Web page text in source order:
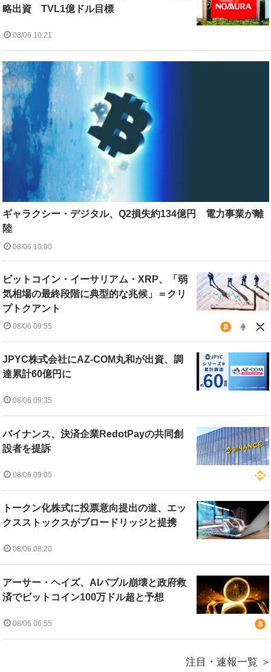
略出資 TVL1億ドル目標
08/06 10:21
ギャラクシー・デジタル、Q2損失約134億円 電力事業が離
陸
08/06 10:00
ビットコイン・イーサリアム・XRP、「弱
気相場の最終段階に典型的な兆候」＝クリ
プトクアント
08/06 09:55
JPYC株式会社にAZ-COM丸和が出資、調
達累計60億円に
08/06 09:35
バイナンス、決済企業RedotPayの共同創
設者を提訴
08/06 09:05
トークン化株式に投票意向提出の道、エッ
クスストックスがブロードリッジと提携
08/06 08:20
アーサー・ヘイズ、AIバブル崩壊と政府救
済でビットコイン100万ドル超と予想
08/06 06:55
注目・速報一覧